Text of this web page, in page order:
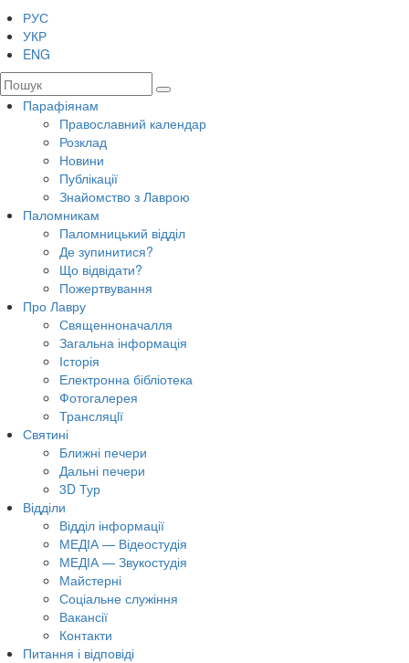
РУС
УКР
ENG
Парафіянам
Православний календар
Розклад
Новини
Публікації
Знайомство з Лаврою
Паломникам
Паломницький відділ
Де зупинитися?
Що відвідати?
Пожертвування
Про Лавру
Священноначалля
Загальна інформація
Історія
Електронна бібліотека
Фотогалерея
Трансляцiї
Святині
Ближні печери
Дальні печери
3D Тур
Відділи
Відділ інформації
МЕДІА — Відеостудія
МЕДІА — Звукостудія
Майстерні
Соціальне служіння
Вакансії
Контакти
Питання і відповіді